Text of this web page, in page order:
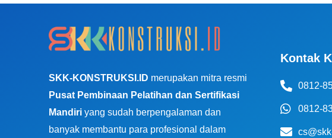
SKK-KONSTRUKSI.ID merupakan mitra resmi
Pusat Pembinaan Pelatihan dan Sertifikasi
Mandiri yang sudah berpengalaman dan
banyak membantu para profesional dalam
Kontak
0812-
0812-